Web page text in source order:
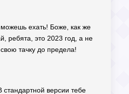
можешь ехать! Боже, как же
ребята, это 2023 год, а не
тачку до предела!
версии тебе